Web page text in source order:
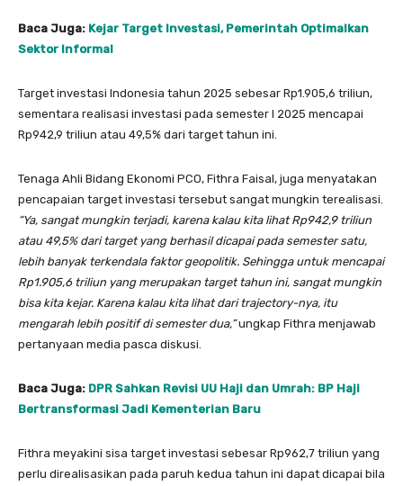
Baca Juga: Kejar Target Investasi, Pemerintah Optimalkan
Sektor Informal
Target investasi Indonesia tahun 2025 sebesar Rp1.905,6 triliun,
sementara realisasi investasi pada semester I 2025 mencapai
Rp942,9 triliun atau 49,5% dari target tahun ini.
Tenaga Ahli Bidang Ekonomi PCO, Fithra Faisal, juga menyatakan
pencapaian target investasi tersebut sangat mungkin terealisasi.
“Ya, sangat mungkin terjadi, karena kalau kita lihat Rp942,9 triliun
atau 49,5% dari target yang berhasil dicapai pada semester satu,
lebih banyak terkendala faktor geopolitik. Sehingga untuk mencapai
Rp1.905,6 triliun yang merupakan target tahun ini, sangat mungkin
bisa kita kejar. Karena kalau kita lihat dari trajectory-nya, itu
mengarah lebih positif di semester dua,”ungkap Fithra menjawab
pertanyaan media pasca diskusi.
Baca Juga: DPR Sahkan Revisi UU Haji dan Umrah: BP Haji
Bertransformasi Jadi Kementerian Baru
Fithra meyakini sisa target investasi sebesar Rp962,7 triliun yang
perlu direalisasikan pada paruh kedua tahun ini dapat dicapai bila